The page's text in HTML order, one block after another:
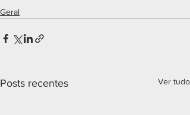
Geral
Posts recentes Ver tudo